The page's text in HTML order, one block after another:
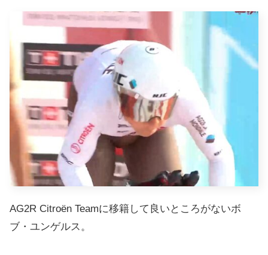
AG2R Citroën Teamに移籍して良いところがないボ
ブ・ユンゲルス。